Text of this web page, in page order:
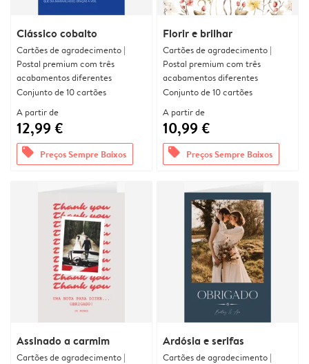
Clássico cobalto
Cartões de agradecimento |
Postal premium com três
acabamentos diferentes
Conjunto de 10 cartões
A partir de
12,99 €
offers Preços Sempre Baixos
Florir e brilhar
Cartões de agradecimento |
Postal premium com três
acabamentos diferentes
Conjunto de 10 cartões
A partir de
10,99 €
offers Preços Sempre Baixos
Assinado a carmim
Cartões de agradecimento |
Ardósia e serifas
Cartões de agradecimento |